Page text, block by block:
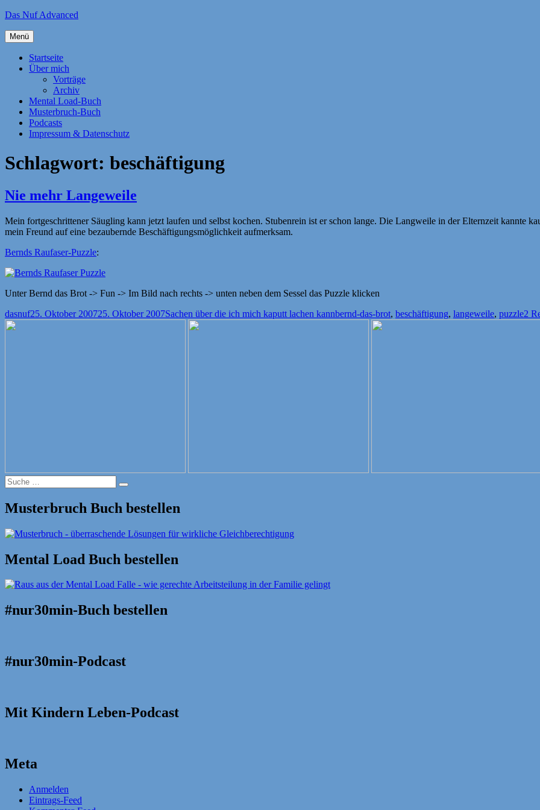
Zum
springen
Das Nuf Advanced
Menü
Startseite
Über mich
Vorträge
Archiv
Mental Load-Buch
Musterbruch-Buch
Podcasts
Impressum & Datenschutz
Schlagwort: beschäftigung
Nie mehr Langeweile
Mein fortgeschrittener Säugling kann jetzt laufen und selbst kochen. Stubenrein ist er schon lange. Die Langweile in der Elternzeit kannte
mein Freund auf eine bezaubernde Beschäftigungsmöglichkeit aufmerksam.
Bernds Raufaser-Puzzle:
Unter Bernd das Brot -> Fun -> Im Bild nach rechts -> unten neben dem Sessel das Puzzle klicken
Autor
dasnufVeröffentlicht
25. Oktober 200725. Oktober 2007Kategorien
Sachen über die ich mich kaputt lachen kannSchlagwörter
bernd-das-brot, beschäftigung, langeweile, puzzle2
Suche
nach:
Suche
Musterbruch Buch bestellen
Mental Load Buch bestellen
#nur30min-Buch bestellen
#nur30min-Podcast
Mit Kindern Leben-Podcast
Meta
Anmelden
Eintrags-Feed